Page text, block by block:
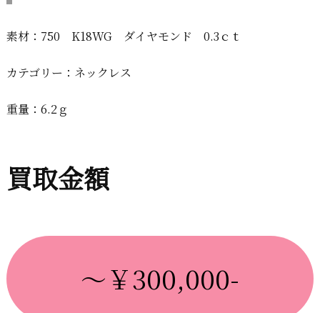
素材：750 K18WG ダイヤモンド 0.3ｃｔ
カテゴリー：ネックレス
重量：6.2ｇ
買取金額
～￥300,000-